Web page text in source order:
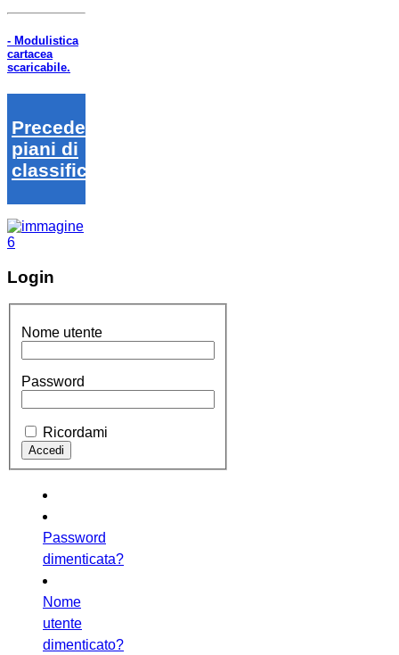
- Modulistica
cartacea
scaricabile.
Precedenti
piani di
classifica
Login
Nome utente
Password
Ricordami
Password
dimenticata?
Nome
utente
dimenticato?